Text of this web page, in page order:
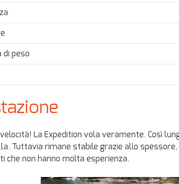
di peso
velocità! La Expedition vola veramente. Così
Tuttavia rimane stabile grazie allo
che non hanno molta esperienza.